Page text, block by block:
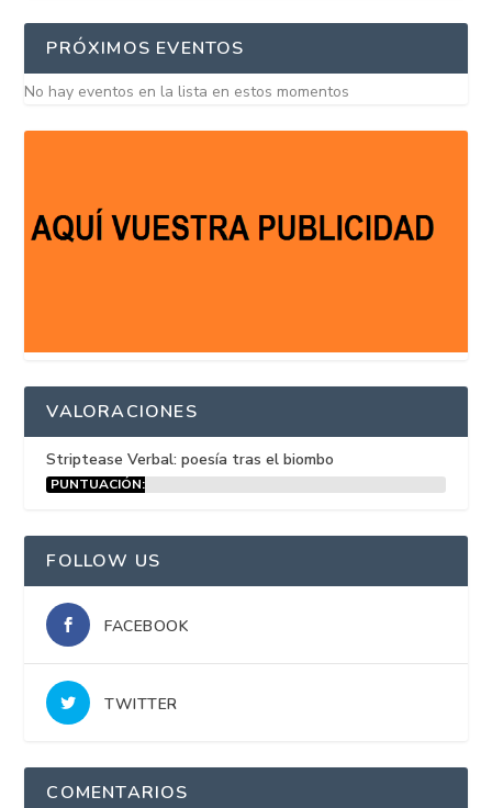
PRÓXIMOS EVENTOS
No hay eventos en la lista en estos momentos
VALORACIONES
Striptease Verbal: poesía tras el biombo
PUNTUACIÓN:
FOLLOW US
FACEBOOK
TWITTER
COMENTARIOS